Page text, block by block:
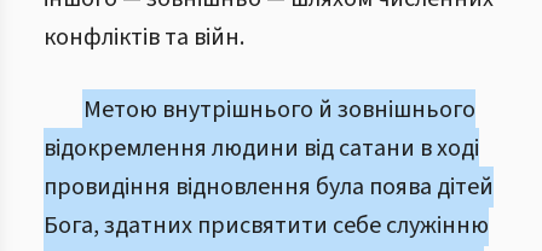
конфліктів та війн.
Метою внутрішнього й зовнішнього
відокремлення людини від сатани в ході
провидіння відновлення була поява дітей
Бога, здатних присвятити себе служінню